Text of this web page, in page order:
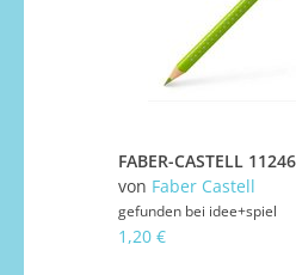
von Faber Castell
gefunden bei idee+spiel
1,20 €